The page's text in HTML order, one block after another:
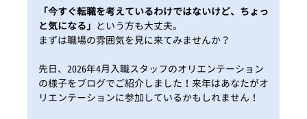
「今すぐ転職を考えているわけではないけど、ちょっ
と気になる」 という方も大丈夫。
まずは職場の雰囲気を見に来てみませんか？
先日、2026年4月入職スタッフのオリエンテーション
の様子をブログでご紹介しました！来年はあなたがオ
リエンテーションに参加しているかもしれません！